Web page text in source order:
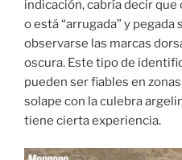
indicación, cabría decir que
o está “arrugada” y
observarse las marcas
oscura. Este tipo de
pueden ser fiables en
solape con la culebra
tiene cierta experiencia.